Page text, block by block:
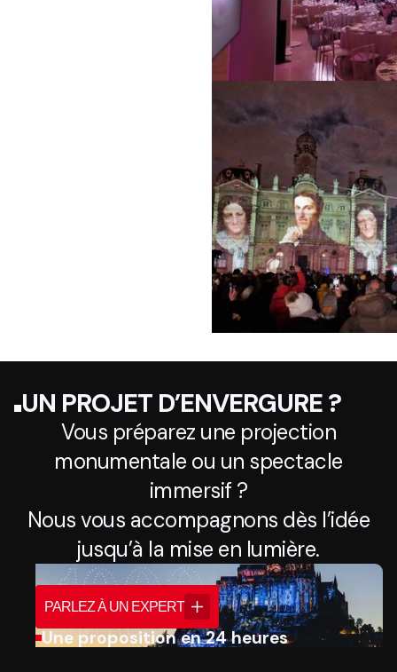
UN PROJET D’ENVERGURE ?
Vous préparez une projection
monumentale ou un spectacle
immersif ?
Nous vous accompagnons dès l’idée
jusqu’à la mise en lumière.
PARLEZ À UN EXPERT
Une proposition en 24 heures